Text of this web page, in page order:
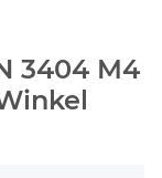
3404 M4